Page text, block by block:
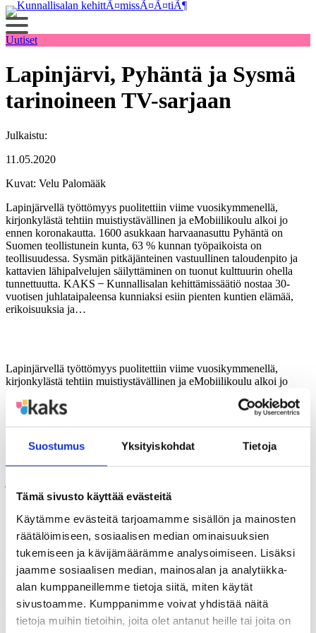
Suostumus Yksityiskohdat Tietoja
Tämä sivusto käyttää evästeitä
Käytämme evästeitä tarjoamamme sisällön ja mainosten
räätälöimiseen, sosiaalisen median ominaisuuksien
tukemiseen ja kävijämäärämme analysoimiseen. Lisäksi
jaamme sosiaalisen median, mainosalan ja analytiikka-
alan kumppaneillemme tietoja siitä, miten käytät
sivustoamme. Kumppanimme voivat yhdistää näitä
tietoja muihin tietoihin, joita olet antanut heille tai joita on
Siirry
sisältöön
Uutiset
Lapinjärvi, Pyhäntä ja Sysmä
tarinoineen TV-sarjaan
Julkaistu:
11.05.2020
Kuvat: Velu Palomääk
Lapinjärvellä työttömyys puolitettiin viime vuosikymmenellä,
kirjonkylästä tehtiin muistiystävällinen ja eMobiilikoulu alkoi jo
ennen koronakautta. 1600 asukkaan harvaanasuttu Pyhäntä on
Suomen teollistunein kunta, 63 % kunnan työpaikoista on
teollisuudessa. Sysmän pitkäjänteinen vastuullinen taloudenpito ja
kattavien lähipalvelujen säilyttäminen on tuonut kulttuurin ohella
tunnettuutta. KAKS ̶ Kunnallisalan kehittämissäätiö nostaa 30-
vuotisen juhlataipaleensa kunniaksi esiin pienten kuntien elämää,
erikoisuuksia ja…
Lapinjärvellä työttömyys puolitettiin viime vuosikymmenellä,
kirjonkylästä tehtiin muistiystävällinen ja eMobiilikoulu alkoi jo
Suomen teollistunein kunta, 63 % kunnan työpaikoista on
teollisuudessa. Sysmän pitkäjänteinen vastuullinen taloudenpito ja
tunnettuutta.
KAKS ̶ Kunnallisalan kehittämissäätiö nostaa 30-vuotisen
erikoisuuksia ja vahvuuksia. Innostimme alle 5000 asukkaan kuntia
elinvoiman, hyvinvoinnin ja yhteisöllisyyden näkökulmista. Samalla
ne esittelevät kuntiensa omintakeisimpia, erikoisimpia ja
kiinnostavimpia piirteitään.
Lisätietoja: Asiamies Antti Mykkänen, 0400-570087
Jaa artikkeli